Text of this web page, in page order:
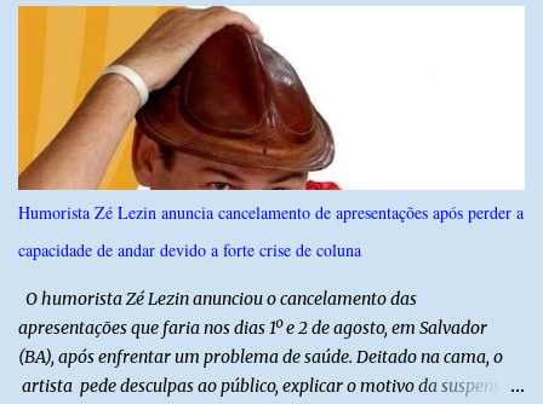
instituições e tecnologias voltadas ao setor. Além das atividades
técnicas, a feira contará com programação cultural. No dia 20 de
agosto, o público poderá prestigiar o show de humor com Mução,
seguido de apresentação musical de Vê Barreto. A Frut & Tec
reforça a importância do Distrito de Irrigação do Baixo Açu como
referência na fruticultura irrigada, promovendo conhecimento,
inovação e oportunidades para o desenvolvimento do agronegócio
potiguar. @associacaodiba
Humorista Zé Lezin anuncia cancelamento de apresentações após perder a
capacidade de andar devido a forte crise de coluna
O humorista Zé Lezin anunciou o cancelamento das
apresentações que faria nos dias 1º e 2 de agosto, em Salvador
(BA), após enfrentar um problema de saúde. Deitado na cama, o
artista pede desculpas ao público, explicar o motivo da suspensão